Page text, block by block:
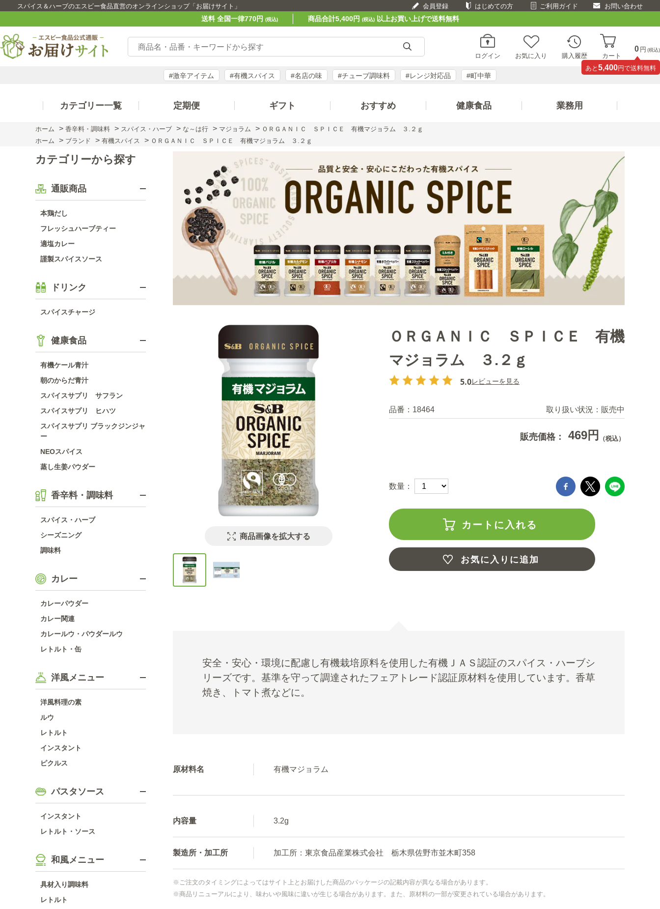
スパイス＆ハーブのエスビー食品直営のオンラインショップ「お届けサイト」 会員登録 はじめての方 ご利用ガイド お問い合わせ
送料 全国一律770円 (税込) 商品合計5,400円 (税込)以上お買い上げで送料無料
ログイン お気に入り 購入履歴 カート
0 円 (税込)
あと 5,400円で送料無料
#激辛アイテム #有機スパイス #名店の味 #チューブ調味料 #レンジ対応品 #町中華
カテゴリー一覧 定期便 ギフト おすすめ 健康食品 業務用
ホーム > 香辛料・調味料 > スパイス・ハーブ > な～は行 > マジョラム > ＯＲＧＡＮＩＣ ＳＰＩＣＥ 有機マジョラム ３.２ｇ
ホーム
> ブランド > 有機スパイス > ＯＲＧＡＮＩＣ ＳＰＩＣＥ 有機マジョラム ３.２ｇ
カテゴリーから探す
通販商品
本鶏だし
フレッシュハーブティー
適塩カレー
謹製スパイスソース
ドリンク
スパイスチャージ
健康食品
有機ケール青汁
朝のからだ青汁
スパイスサプリ サフラン
スパイスサプリ ヒハツ
スパイスサプリ ブラックジンジャ
ー
NEOスパイス
蒸し生姜パウダー
香辛料・調味料
スパイス・ハーブ
シーズニング
調味料
カレー
カレーパウダー
カレー関連
カレールウ・パウダールウ
レトルト・缶
洋風メニュー
洋風料理の素
ルウ
レトルト
インスタント
ピクルス
パスタソース
インスタント
レトルト・ソース
和風メニュー
具材入り調味料
レトルト
商品画像を拡大する
ＯＲＧＡＮＩＣ ＳＰＩＣＥ 有機
マジョラム ３.２ｇ
5.0レビューを見る
品番： 18464 取り扱い状況： 販売中
販売価格： 469円 （税込）
数量：
カートに入れる
お気に入りに追加
安全・安心・環境に配慮し有機栽培原料を使用した有機ＪＡＳ認証のスパイス・ハーブシ
リーズです。基準を守って調達されたフェアトレード認証原材料を使用しています。香草
焼き、トマト煮などに。
原材料名 有機マジョラム
内容量 3.2g
製造所・加工所 加工所：東京食品産業株式会社 栃木県佐野市並木町358
※ご注文のタイミングによってはサイト上とお届けした商品のパッケージの記載内容が異なる場合があります。
※商品リニューアルにより、味わいや風味に違いが生じる場合があります。また、原材料の一部が変更されている場合があります。